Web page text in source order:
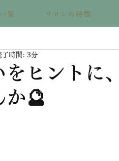
覧 サロンの特徴
をヒントに
か🔮
了時間: 3分